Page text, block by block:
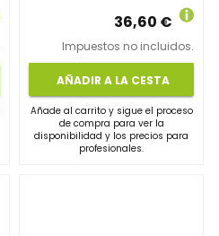
36,60 €
Impuestos no incluidos.
AÑADIR A LA CESTA
Añade al carrito y sigue el proceso
de compra para ver la
disponibilidad y los precios para
profesionales.